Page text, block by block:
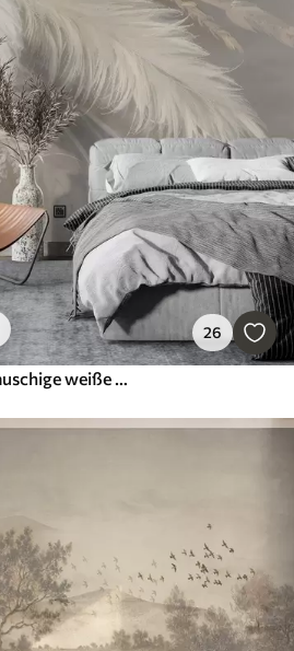
26
Fototapeten Weiche, flauschige weiße Federn und getrocknete Blumen vor einem neutralen pastellbeigen Hintergrund